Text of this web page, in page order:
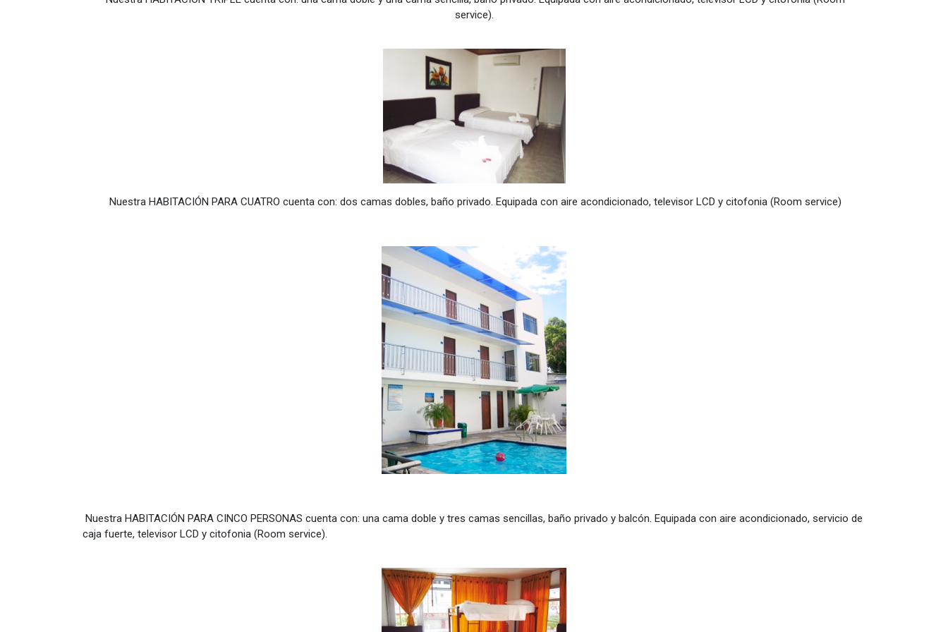
service).
Nuestra HABITACIÓN PARA CUATRO cuenta con: dos camas dobles, baño privado. Equipada con aire acondicionado, televisor LCD y citofonia (Room service)
Nuestra HABITACIÓN PARA CINCO PERSONAS cuenta con: una cama doble y tres camas sencillas, baño privado y balcón. Equipada con aire acondicionado, servicio de
caja fuerte, televisor LCD y citofonia (Room service).